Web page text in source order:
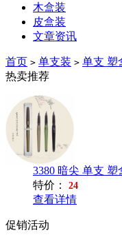
木盒装
皮盒装
文章资讯
首页 > 单支装 > 单支 塑
热卖推荐
3380 暗尖 单支 塑
特价：
24
查看详情
促销活动